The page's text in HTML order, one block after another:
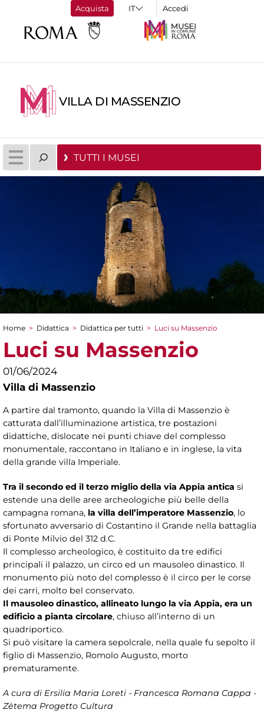
Acquista Accedi
VILLA DI MASSENZIO
TUTTI I MUSEI
Tu sei qui
Home > Didattica > Didattica per tutti > Luci su Massenzio
Luci su Massenzio
01/06/2024
Villa di Massenzio
A partire dal tramonto, quando la Villa di Massenzio è
catturata dall’illuminazione artistica, tre postazioni
didattiche, dislocate nei punti chiave del complesso
monumentale, raccontano in Italiano e in inglese, la vita
della grande villa Imperiale.
Tra il secondo ed il terzo miglio della via Appia antica si
estende una delle aree archeologiche più belle della
campagna romana, la villa dell’imperatore Massenzio, lo
sfortunato avversario di Costantino il Grande nella battaglia
di Ponte Milvio del 312 d.C.
Il complesso archeologico, è costituito da tre edifici
principali il palazzo, un circo ed un mausoleo dinastico. Il
monumento più noto del complesso è il circo per le corse
dei carri, molto bel conservato.
Il mausoleo dinastico, allineato lungo la via Appia, era un
edificio a pianta circolare, chiuso all’interno di un
quadriportico.
Si può visitare la camera sepolcrale, nella quale fu sepolto il
figlio di Massenzio, Romolo Augusto, morto
prematuramente.
A cura di Ersilia Maria Loreti - Francesca Romana Cappa -
Zètema Progetto Cultura